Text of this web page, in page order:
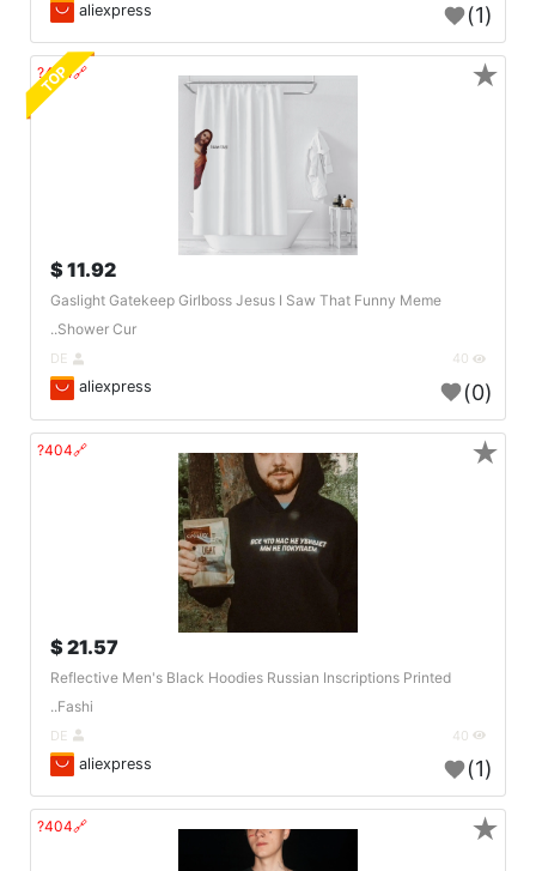
aliexpress (1)
🔗404?
TOP
11.92 $
Gaslight Gatekeep Girlboss Jesus I Saw That Funny Meme
Shower Cur..
aliexpress (0)
★
🔗404?
21.57 $
Reflective Men's Black Hoodies Russian Inscriptions Printed
Fashi..
aliexpress (1)
★
🔗404? ★